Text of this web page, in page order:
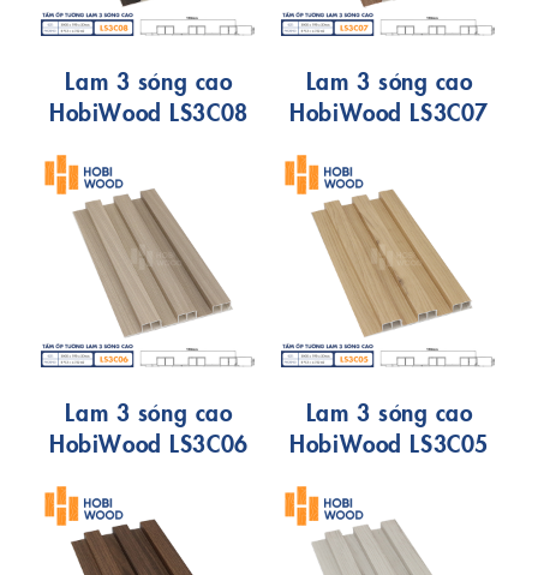
Lam 3 sóng cao
HobiWood LS3C08
Lam 3 sóng cao
HobiWood LS3C07
Lam 3 sóng cao
HobiWood LS3C06
Lam 3 sóng cao
HobiWood LS3C05